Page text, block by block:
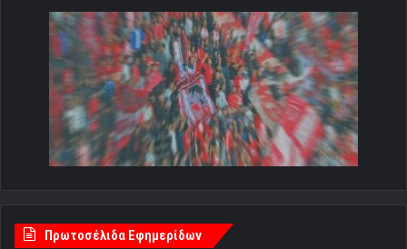
Πρωτοσέλιδα Εφημερίδων